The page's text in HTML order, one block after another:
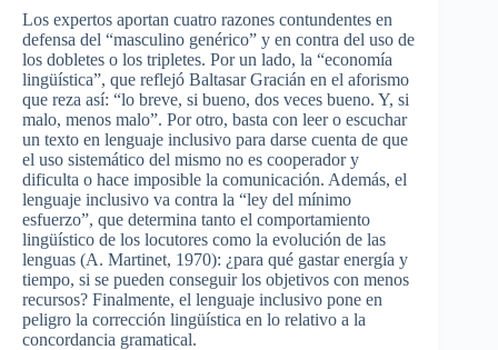
Los expertos aportan cuatro razones contundentes en
defensa del “masculino genérico” y en contra del uso de
los dobletes o los tripletes. Por un lado, la “economía
lingüística”, que reflejó Baltasar Gracián en el aforismo
que reza así: “lo breve, si bueno, dos veces bueno. Y, si
malo, menos malo”. Por otro, basta con leer o escuchar
un texto en lenguaje inclusivo para darse cuenta de que
el uso sistemático del mismo no es cooperador y
dificulta o hace imposible la comunicación. Además, el
lenguaje inclusivo va contra la “ley del mínimo
esfuerzo”, que determina tanto el comportamiento
lingüístico de los locutores como la evolución de las
lenguas (A. Martinet, 1970): ¿para qué gastar energía y
tiempo, si se pueden conseguir los objetivos con menos
recursos? Finalmente, el lenguaje inclusivo pone en
peligro la corrección lingüística en lo relativo a la
concordancia gramatical.